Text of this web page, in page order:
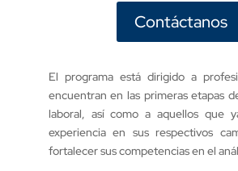
Contáctanos
El programa está dirigido a
encuentran en las primeras etapas
laboral, así como a aquellos que
experiencia en sus respectivos
fortalecer sus competencias en el